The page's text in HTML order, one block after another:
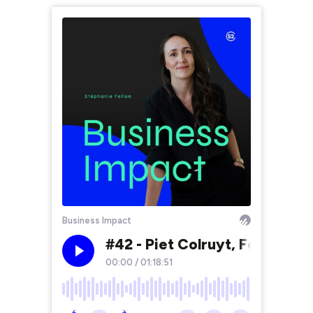
Business Impact
#42 - Piet Colruyt,
00:00 / 01:18:51